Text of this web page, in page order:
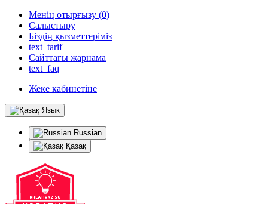
Менің отырғызу (0)
Салыстыру
Біздің қызметтеріміз
text_tarif
Сайттағы жарнама
text_faq
Жеке кабинетіне
Язык
Russian
Қазақ